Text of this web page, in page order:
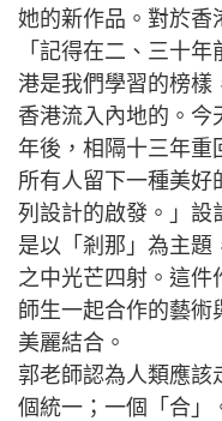
她的新作品。對於香
「記得在二、三十
港是我們學習的榜樣
香港流入內地的。今
年後，相隔十三年重
所有人留下一種美好
列設計的啟發。」設
是以「剎那」為主題
之中光芒四射。這件
師生一起合作的藝術
美麗結合。
郭老師認為人類應該
個統一；一個「合」